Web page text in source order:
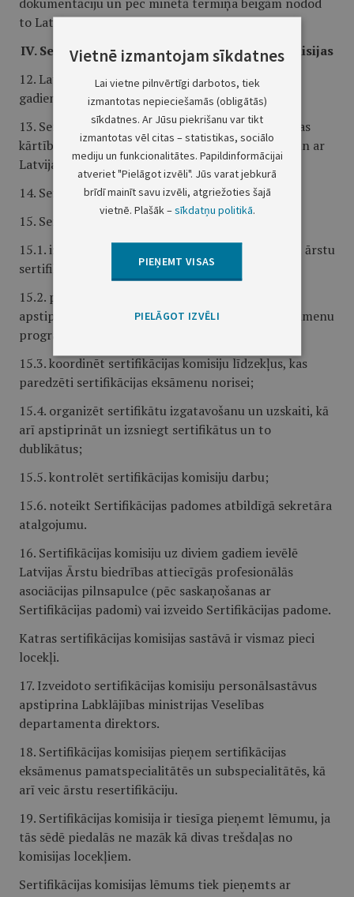
to Latvijas valsts arhīvā.
IV. Sertifikācijas padome un sertifikācijas komisijas
12. Latvijas Ārstu biedrības konference uz diviem
gadiem ievēl Sertifikācijas padomi.
13. Sertifikācijas padomes izveidošanas un darbības
kārtību nosaka labklājības ministra apstiprināts un ar
Latvijas Ārstu biedrību saskaņots nolikums.
14. Sertifikācijas padomes sastāvā ir 11 locekļi.
15. Sertifikācijas padomes uzdevumi:
15.1. izsniegt sertifikācijas komisijām atļauju veikt ārstu
sertifikāciju un resertifikāciju;
15.2. pēc saskaņošanas ar Labklājības ministriju
apstiprināt sertifikācijas komisiju izstrādātās eksāmenu
programmas;
15.3. koordinēt sertifikācijas komisiju līdzekļus, kas
paredzēti sertifikācijas eksāmenu norisei;
15.4. organizēt sertifikātu izgatavošanu un uzskaiti, kā
arī apstiprināt un izsniegt sertifikātus un to
dublikātus;
15.5. kontrolēt sertifikācijas komisiju darbu;
15.6. noteikt Sertifikācijas padomes atbildīgā sekretāra
atalgojumu.
16. Sertifikācijas komisiju uz diviem gadiem ievēlē
Latvijas Ārstu biedrības attiecīgās profesionālās
asociācijas pilnsapulce (pēc saskaņošanas ar
Sertifikācijas padomi) vai izveido Sertifikācijas padome.
Katras sertifikācijas komisijas sastāvā ir vismaz pieci
locekļi.
17. Izveidoto sertifikācijas komisiju personālsastāvus
apstiprina Labklājības ministrijas Veselības
departamenta direktors.
18. Sertifikācijas komisijas pieņem sertifikācijas
eksāmenus pamatspecialitātēs un subspecialitātēs, kā
arī veic ārstu resertifikāciju.
19. Sertifikācijas komisija ir tiesīga pieņemt lēmumu, ja
tās sēdē piedalās ne mazāk kā divas trešdaļas no
komisijas locekļiem.
Sertifikācijas komisijas lēmums tiek pieņemts ar
Vietnē izmantojam sīkdatnes
Lai vietne pilnvērtīgi darbotos, tiek
izmantotas nepieciešamās (obligātās)
sīkdatnes. Ar Jūsu piekrišanu var tikt
izmantotas vēl citas – statistikas, sociālo
mediju un funkcionalitātes. Papildinformācijai
atveriet "Pielāgot izvēli". Jūs varat jebkurā
brīdī mainīt savu izvēli, atgriežoties šajā
vietnē. Plašāk –sīkdatņu politikā.
PIEŅEMT VISAS
PIELĀGOT IZVĒLI